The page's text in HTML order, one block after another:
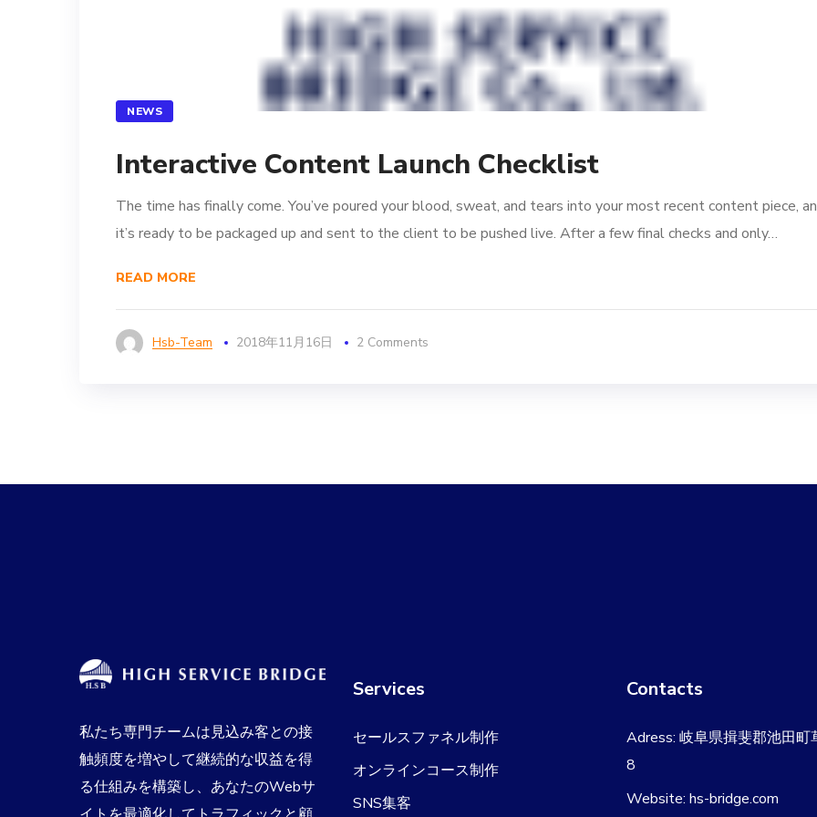
NEWS
Interactive Content Launch Checklist
The time has finally come. You’ve poured your blood, sweat, and tears into your most recent content piece,
it’s ready to be packaged up and sent to the client to be pushed live. After a few final checks and only…
READ MORE
Hsb-Team 2018年11月16日 2 Comments
私たち専門チームは見込み客との接
触頻度を増やして継続的な収益を得
る仕組みを構築し、あなたのWebサ
Services
セールスファネル制作
オンラインコース制作
SNS集客
Contacts
Adress: 岐阜県揖斐郡池田
8
Website: hs-bridge.com